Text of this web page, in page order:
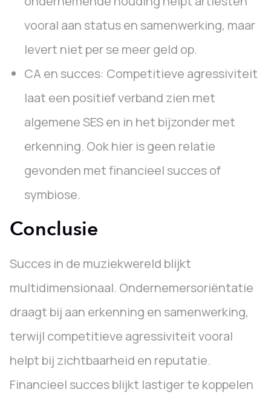
vooral aan status en samenwerking, maar
levert niet per se meer geld op.
CA en succes: Competitieve agressiviteit
laat een positief verband zien met
algemene SES en in het bijzonder met
erkenning. Ook hier is geen relatie
gevonden met financieel succes of
symbiose.
Conclusie
Succes in de muziekwereld blijkt
multidimensionaal. Ondernemersoriëntatie
draagt bij aan erkenning en samenwerking,
terwijl competitieve agressiviteit vooral
helpt bij zichtbaarheid en reputatie.
Financieel succes blijkt lastiger te koppelen